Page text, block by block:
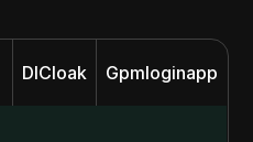
DICloak Gpmloginapp